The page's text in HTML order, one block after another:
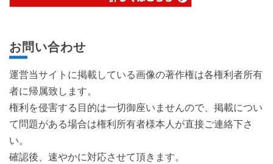
お問い合わせ
運営当サイトに掲載している画像の著作権は各権利者所有
者に帰属致します。
権利を侵害する目的は一切御座いませんので、掲載につい
て問題がある場合は権利所有者様本人が直接ご連絡下さ
い。
確認後、速やかに対応させて頂きます。